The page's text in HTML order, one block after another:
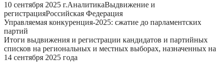
10 сентября 2025 г.АналитикаВыдвижение и
регистрацияРоссийская Федерация
Управляемая конкуренция-2025: сжатие до парламентских
партий
Итоги выдвижения и регистрации кандидатов и партийных
списков на региональных и местных выборах, назначенных на
14 сентября 2025 года